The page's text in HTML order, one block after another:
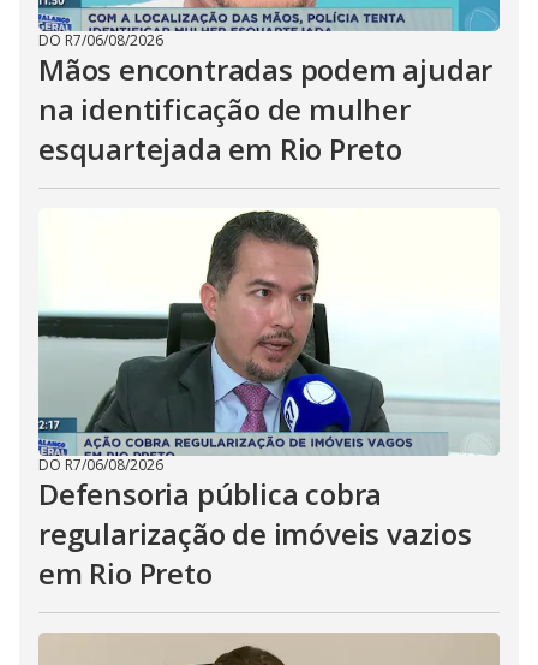
DO R7/06/08/2026
Mãos encontradas podem ajudar
na identificação de mulher
esquartejada em Rio Preto
DO R7/06/08/2026
Defensoria pública cobra
regularização de imóveis vazios
em Rio Preto